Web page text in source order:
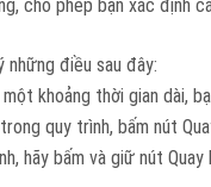
cho phép bạn xác định
những điều sau đây:
khoảng thời gian dài,
quy trình, bấm nút
hãy bấm và giữ nút Quay